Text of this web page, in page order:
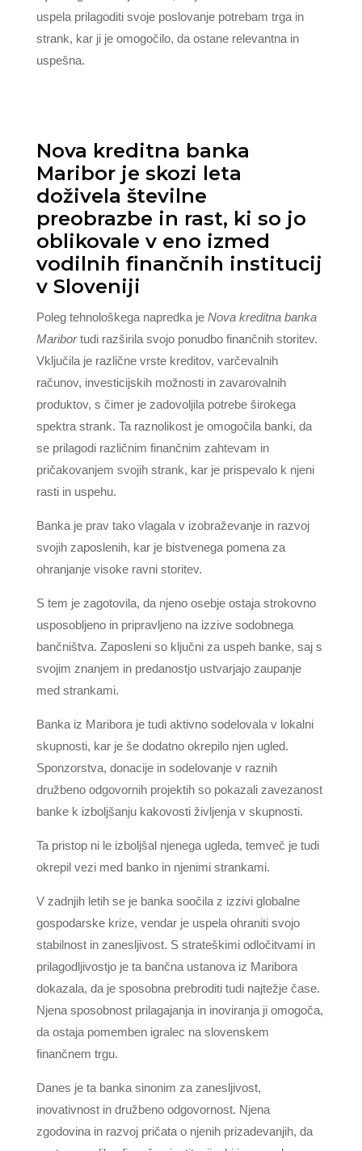
uspela prilagoditi svoje poslovanje potrebam trga in
strank, kar ji je omogočilo, da ostane relevantna in
uspešna.
Nova kreditna banka
Maribor je skozi leta
doživela številne
preobrazbe in rast, ki so jo
oblikovale v eno izmed
vodilnih finančnih institucij
v Sloveniji
Poleg tehnološkega napredka je Nova kreditna banka
Maribortudi razširila svojo ponudbo finančnih storitev.
Vključila je različne vrste kreditov, varčevalnih
računov, investicijskih možnosti in zavarovalnih
produktov, s čimer je zadovoljila potrebe širokega
spektra strank. Ta raznolikost je omogočila banki, da
se prilagodi različnim finančnim zahtevam in
pričakovanjem svojih strank, kar je prispevalo k njeni
rasti in uspehu.
Banka je prav tako vlagala v izobraževanje in razvoj
svojih zaposlenih, kar je bistvenega pomena za
ohranjanje visoke ravni storitev.
S tem je zagotovila, da njeno osebje ostaja strokovno
usposobljeno in pripravljeno na izzive sodobnega
bančništva. Zaposleni so ključni za uspeh banke, saj s
svojim znanjem in predanostjo ustvarjajo zaupanje
med strankami.
Banka iz Maribora je tudi aktivno sodelovala v lokalni
skupnosti, kar je še dodatno okrepilo njen ugled.
Sponzorstva, donacije in sodelovanje v raznih
družbeno odgovornih projektih so pokazali zavezanost
banke k izboljšanju kakovosti življenja v skupnosti.
Ta pristop ni le izboljšal njenega ugleda, temveč je tudi
okrepil vezi med banko in njenimi strankami.
V zadnjih letih se je banka soočila z izzivi globalne
gospodarske krize, vendar je uspela ohraniti svojo
stabilnost in zanesljivost. S strateškimi odločitvami in
prilagodljivostjo je ta bančna ustanova iz Maribora
dokazala, da je sposobna prebroditi tudi najtežje čase.
Njena sposobnost prilagajanja in inoviranja ji omogoča,
da ostaja pomemben igralec na slovenskem
finančnem trgu.
Danes je ta banka sinonim za zanesljivost,
inovativnost in družbeno odgovornost. Njena
zgodovina in razvoj pričata o njenih prizadevanjih, da